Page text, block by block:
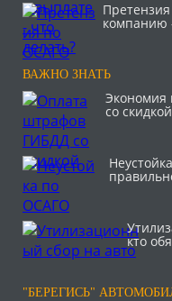
компанию
ВАЖНО ЗНАТЬ
со
кто
"БЕРЕГИСЬ"